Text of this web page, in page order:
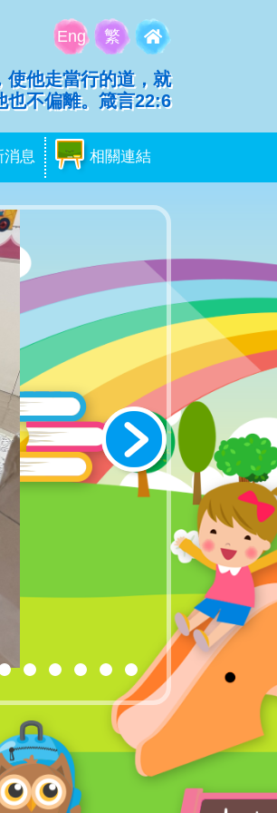
Eng 繁
使他走當行的道，就
也不偏離。箴言22:6
消息 相關連結